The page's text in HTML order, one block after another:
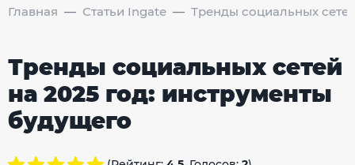
Главная Статьи Ingate Тренды социальных
Тренды социальных сетей
на 2025 год: инструменты
будущего